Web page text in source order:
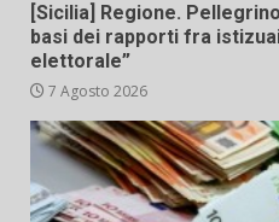
[Sicilia] Regione.
basi dei rapporti fra
elettorale”
7 Agosto 2026